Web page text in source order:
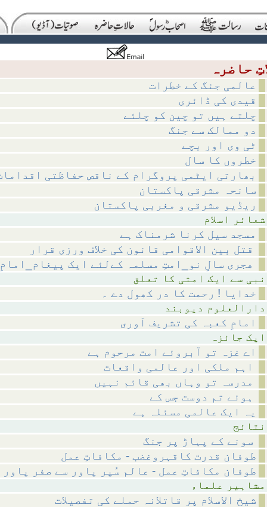
عالمی جنگ کے خطرات
قیدی کی ڈائری
چلتے ہیں تو چین کو چلئے
دو ممالک سے جنگ
ٹی وی اور بچے
خطروں کا سال
بھارتی ایٹمی پروگرام کے ناقص حفاظتی
سانحہ مشرقی پاکستان
ریڈیو مشرقی و مغربی پاکستان
مسجد سیل کرنا شرمناک ہے
خدایا ! رحمت کا در کھول دے ۔
امامِ کعبہ کی تشریف آوری
اے غزہ تو آبروئے امت مرحوم ہے
یہ ایک عالمی مسئلہ ہے
طوفان قدرت کاقہروغضب - مکافاتِ عمل
طوفان مکافاتِ عمل - عالم سُپر پاور سے صفر پاور
شیخ الاسلام پر قاتلانہ حملے کی تفصیلات